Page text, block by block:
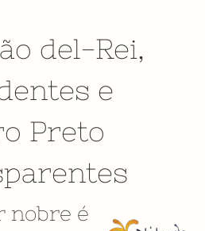
del-Rei,
e
Preto
nobre é